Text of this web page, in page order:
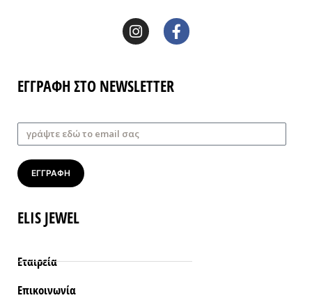
ELIS JEWEL
Εταιρεία
Επικοινωνία
ΕΓΓΡΑΦΗ ΣΤΟ NEWSLETTER
ΕΓΓΡΑΦΗ